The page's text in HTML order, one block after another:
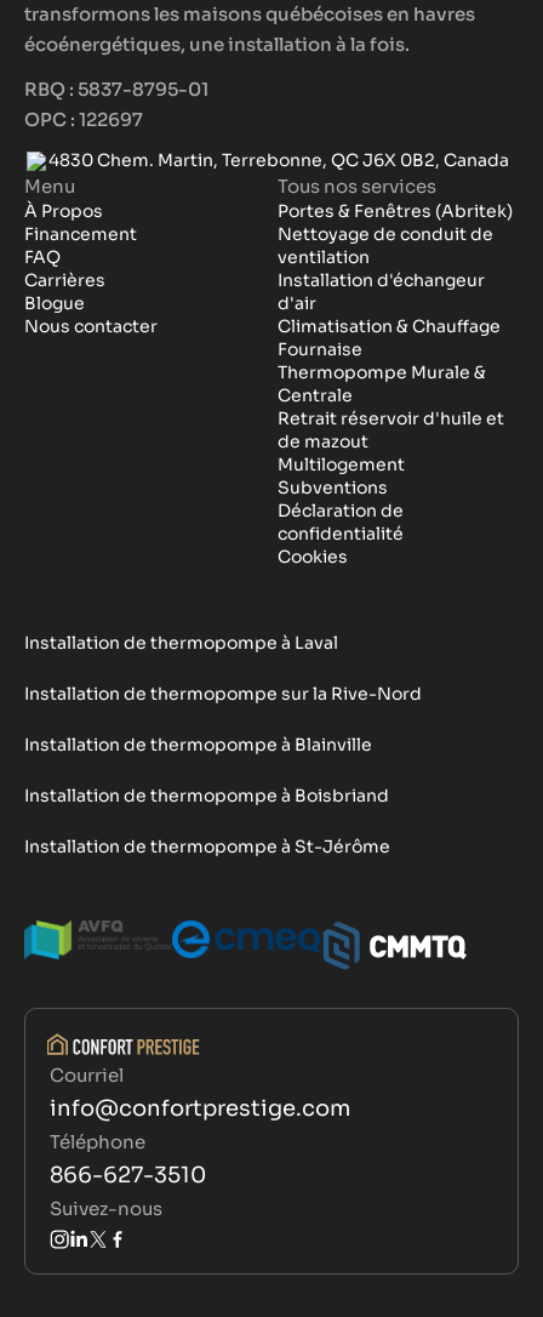
transformons les maisons québécoises en havres
écoénergétiques, une installation à la fois.
RBQ : 5837-8795-01
OPC : 122697
4830 Chem. Martin, Terrebonne, QC J6X 0B2, Canada
Menu
À Propos
Financement
FAQ
Carrières
Blogue
Nous contacter
Tous nos services
Portes & Fenêtres (Abritek)
Nettoyage de conduit de
ventilation
Installation d'échangeur
d'air
Climatisation & Chauffage
Fournaise
Thermopompe Murale &
Centrale
Retrait réservoir d'huile et
de mazout
Multilogement
Subventions
Déclaration de
confidentialité
Cookies
Installation de thermopompe à Laval
Installation de thermopompe sur la Rive-Nord
Installation de thermopompe à Blainville
Installation de thermopompe à Boisbriand
Installation de thermopompe à St-Jérôme
Courriel
info@confortprestige.com
Téléphone
866-627-3510
Suivez-nous